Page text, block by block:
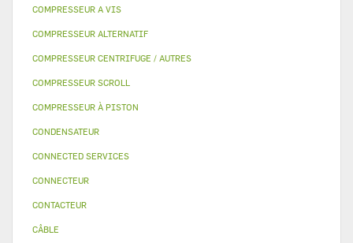
COMPRESSEUR A VIS
COMPRESSEUR ALTERNATIF
COMPRESSEUR CENTRIFUGE / AUTRES
COMPRESSEUR SCROLL
COMPRESSEUR À PISTON
CONDENSATEUR
CONNECTED SERVICES
CONNECTEUR
CONTACTEUR
CÂBLE